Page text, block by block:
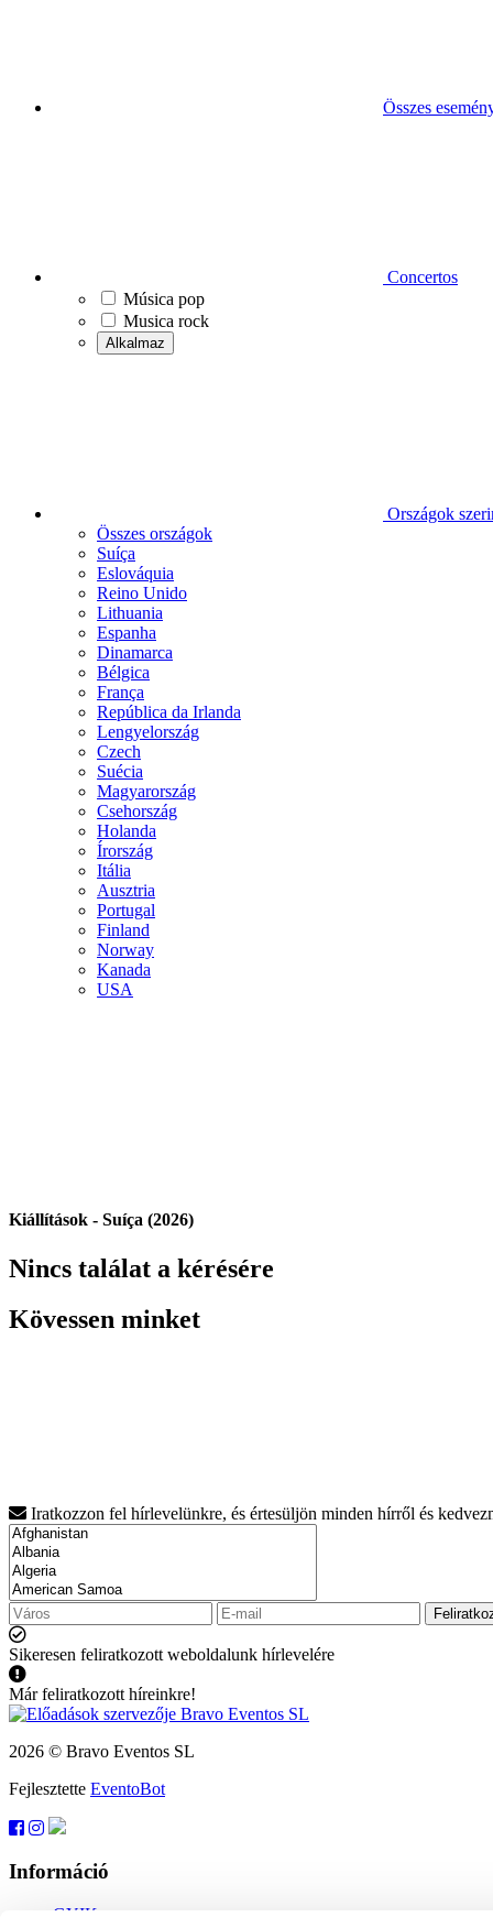
Összes
Concertos
Música pop
Musica rock
Alkalmaz
Országok
Összes országok
Suíça
Eslováquia
Reino Unido
Lithuania
Espanha
Dinamarca
Bélgica
França
República da Irlanda
Lengyelország
Czech
Suécia
Magyarország
Csehország
Holanda
Írország
Itália
Ausztria
Portugal
Finland
Norway
Kanada
USA
Kiállítások - Suíça (2026)
Nincs találat a kérésére
Kövessen minket
Iratkozzon fel hírlevelünkre, és értesüljön minden hírről és
Sikeresen feliratkozott weboldalunk hírlevelére
Már feliratkozott híreinkre!
2026 © Bravo Eventos SL
Fejlesztette EventoBot
Információ